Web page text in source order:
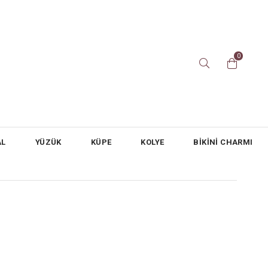
0
YÜZÜK KÜPE KOLYE BİKİNİ CHARMI